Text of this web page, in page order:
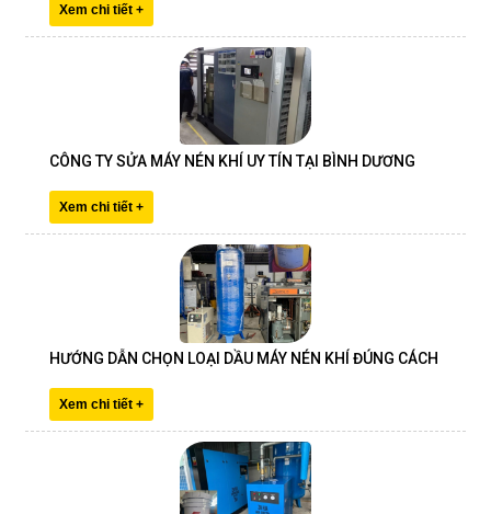
Xem chi tiết +
CÔNG TY SỬA MÁY NÉN KHÍ UY TÍN TẠI BÌNH DƯƠNG
Xem chi tiết +
HƯỚNG DẪN CHỌN LOẠI DẦU MÁY NÉN KHÍ ĐÚNG CÁCH
Xem chi tiết +